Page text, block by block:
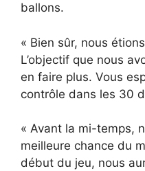
ballons.
« Bien sûr, nous
L’objectif que nous
en faire plus. Vous
contrôle dans les 30
« Avant la mi-temps,
meilleure chance du
début du jeu, nous